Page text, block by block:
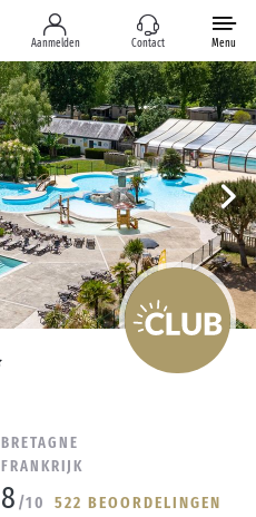
Aanmelden Contact Menu
BRETAGNE
FRANKRIJK
8 /10 522 BEOORDELINGEN